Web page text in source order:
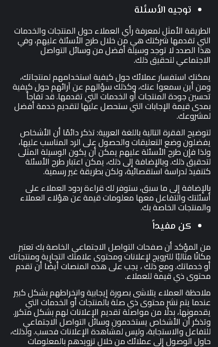
توجيه الأسئلة
الطريقة الأمثل لمعرفة رأي العملاء حول المنتجات والخدمات
التي تقدمها شركتك هي من خلال طرح الأسئلة عليهم، وفي
هذا الصدد لا توجد وسيلة أفضل من وسائل التواصل
الاجتماعي لتحقيق ذلك.
يمكنك استفسار عملائك حول كيفية استخدامهم لمنتجاتك،
ومن أين سمعوا عنك، وكذلك سؤالهم عن آرائهم حول كيفية
تحسين جودة المنتجات أو الخدمات التي تقدمها. قد تفاجأ
بمدى قيمة الإجابات التي ستحصل عليها لتقديم خدمة أفضل
لمشروعك.
لتوضيح الفقرة التالية باللغة العربية: تذكر دائمًا أن الأشخاص
يفضلون وضع التعليقات والحصول على الرد المناسب عليها،
ولذا فإن طرح الأسئلة عليهم يمكن أن يكون الوسيلة المثلى
لتحقيق ذلك. وبالإضافة إلى ذلك، يمكن اعتبار طرح الأسئلة
كتنفيذ لدراسة استقصائية، ولكن بطريقة غير رسمية.
بالإضافة إلى ما سبق، ستوفر لك قراءة ردود العملاء على
أسئلتك والتفاعل معها معلومات قيمة عن هؤلاء العملاء
والمنتجات الخاصة بك.
كن مفيداً
من المؤكد أن صفحات التواصل الاجتماعي الخاصة بك تعتبر
مكانًا مثاليًا للترويج لإعلانات ومحتوى علامتك التجارية ومنتجاتك
أو خدماتك. ومع ذلك ، يجب على هذه المنصات أيضًا أن تقدم
محتوى ذي قيمة للعملاء.
ملاحظة العملاء يتلاشى بصورة إيجابية وانخراطهم بشكل كبير
عندما يتم نشر محتوى ذي صلة بالمنتجات أو الخدمات التي
يقدمونها، بدلًا من مواصلة تقديم الإعلانات لهم بشكل متكرر.
وتذكر أن الأشخاص يستخدمون وسائل التواصل الاجتماعي
للتفاعل والاستجابة، وليس لمشاهدة الإعلانات فحسب. ولذلك،
حاول الوصول إلى عملائك من خلال تزويدهم بالمعلومات